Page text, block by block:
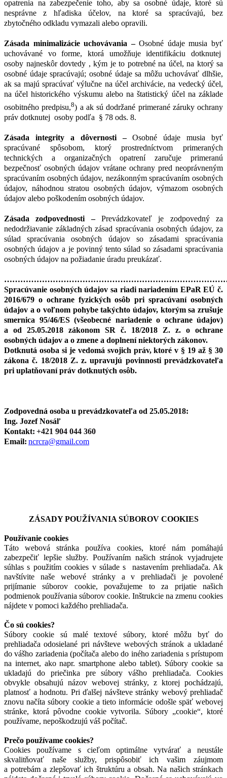
opatrenia na zabezpečenie toho, aby sa osobné údaje, ktoré sú
nesprávne z hľadiska účelov, na ktoré sa spracúvajú, bez
zbytočného odkladu vymazali alebo opravili.
Zásada minimalizácie uchovávania –Osobné údaje musia byť
uchovávané vo forme, ktorá umožňuje identifikáciu dotknutej
osoby najneskôr dovtedy , kým je to potrebné na účel, na ktorý sa
osobné údaje spracúvajú; osobné údaje sa môžu uchovávať dlhšie,
ak sa majú spracúvať výlučne na účel archivácie, na vedecký účel,
na účel historického výskumu alebo na štatistický účel na základe
osobitného predpisu,8) a ak sú dodržané primerané záruky ochrany
práv dotknutej osoby podľa § 78 ods. 8.
Zásada integrity a dôvernosti –Osobné údaje musia byť
spracúvané spôsobom, ktorý prostredníctvom primeraných
technických a organizačných opatrení zaručuje primeranú
bezpečnosť osobných údajov vrátane ochrany pred neoprávneným
spracúvaním osobných údajov, nezákonným spracúvaním osobných
údajov, náhodnou stratou osobných údajov, výmazom osobných
údajov alebo poškodením osobných údajov.
Zásada zodpovednosti – Prevádzkovateľ je zodpovedný za
nedodržiavanie základných zásad spracúvania osobných údajov, za
súlad spracúvania osobných údajov so zásadami spracúvania
osobných údajov a je povinný tento súlad so zásadami spracúvania
osobných údajov na požiadanie úradu preukázať.
Spracúvanie osobných údajov sa riadi nariadením EPaR EÚ č.
2016/679 o ochrane fyzických osôb pri spracúvaní osobných
údajov a o voľnom pohybe takýchto údajov, ktorým sa zrušuje
smernica 95/46/ES (všeobecné nariadenie o ochrane údajov)
a od 25.05.2018 zákonom SR č. 18/2018 Z. z. o ochrane
osobných údajov a o zmene a doplnení niektorých zákonov.
Dotknutá osoba si je vedomá svojich práv, ktoré v § 19 až § 30
zákona č. 18/2018 Z. z. upravujú povinnosti prevádzkovateľa
pri uplatňovaní práv dotknutých osôb.
Zodpovedná osoba u prevádzkovateľa od 25.05.2018:
Ing. Jozef Nosáľ
Kontakt: +421 904 044 360
Email: ncrcra@gmail.com
ZÁSADY POUŽÍVANIA SÚBOROV COOKIES
Používanie cookies
Táto webová stránka používa cookies, ktoré nám pomáhajú
zabezpečiť lepšie služby. Používaním našich stránok vyjadrujete
súhlas s použitím cookies v súlade s nastavením prehliadača. Ak
navštívite naše webové stránky a v prehliadači je povolené
prijímanie súborov cookie, považujeme to za prijatie našich
podmienok používania súborov cookie. Inštrukcie na zmenu cookies
nájdete v pomoci každého prehliadača.
Čo sú cookies?
Súbory cookie sú malé textové súbory, ktoré môžu byť do
prehliadača odosielané pri návšteve webových stránok a ukladané
do vášho zariadenia (počítača alebo do iného zariadenia s prístupom
na internet, ako napr. smartphone alebo tablet). Súbory cookie sa
ukladajú do priečinka pre súbory vášho prehliadača. Cookies
obvykle obsahujú názov webovej stránky, z ktorej pochádzajú,
platnosť a hodnotu. Pri ďalšej návšteve stránky webový prehliadač
znovu načíta súbory cookie a tieto informácie odošle späť webovej
stránke, ktorá pôvodne cookie vytvorila. Súbory „cookie“, ktoré
používame, nepoškodzujú váš počítač.
Prečo používame cookies?
Cookies používame s cieľom optimálne vytvárať a neustále
skvalitňovať naše služby, prispôsobiť ich vašim záujmom
a potrebám a zlepšovať ich štruktúru a obsah. Na našich stránkach